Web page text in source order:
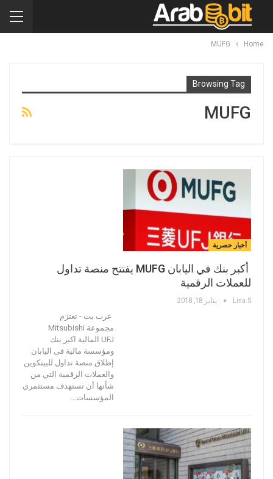
Home
MUFG
Browsing Tag
MUFG
أخبار حصرية
أكبر بنك في اليابان MUFG يفتتح منصة تداول
للعملات الرقمية
Lina.s يناير 18, 2018
عرب بت - تعتزم
مجموعة Mitsubishi
UFJ المالية اكبر بنك
ومؤسسة مالية فى اليابان
إطلاق منصة تداول للبيتكوين
والعملات الرقمية التي من
شأنها أن تستهدف مستثمري
المؤسسات…